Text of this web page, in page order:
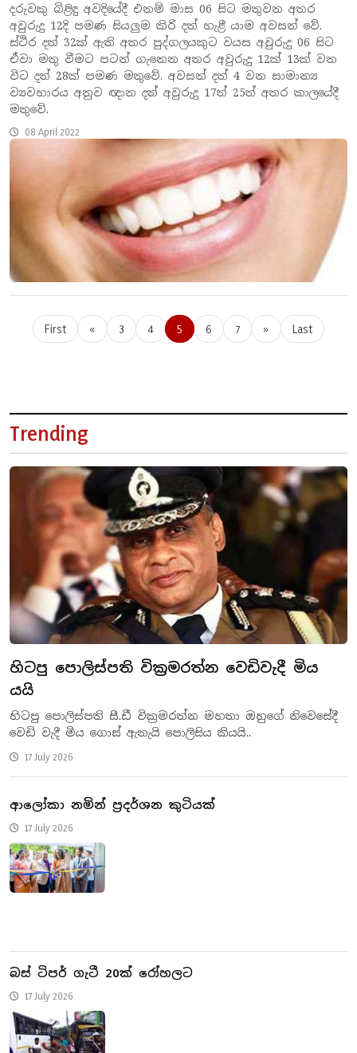
දරුවකු බිළිඳු අවදියේදී එනම් මාස 06 සිට මතුවන අතර
අවුරුදු 12දි පමණ සියලුම කිරි දත් හැළී යාම අවසන් වේ.
ස්ථිර දත් 32ක් ඇති අතර පුද්ගලයකුට වයස අවුරුදු 06 සිට
ඒවා මතු වීමට පටන් ගැනෙන අතර අවුරුදු 12ක් 13ක් වන
විට දත් 28ක් පමණ මතුවේ. අවසන් දත් 4 වන සාමාන්‍ය
ව්‍යවහාරය අනුව ඥාන දත් අවුරුදු 17ත් 25ත් අතර කාලයේදී
මතුවේ.
08 April 2022
First « 3 4 5 6 7 » Last
Trending
හිටපු පොලිස්පති වික්‍රමරත්න වෙඩිවැදී මිය
යයි
හිටපු පොලිස්පති සී.ඩී වික්‍රමරත්න මහතා ඔහුගේ නිවෙසේදී
වෙඩි වැදී මිය ගොස් ඇතැයි පොලිසිය කියයි..
17 July 2026
ආලෝකා නමින් ප්‍රදර්ශන කුටියක්
17 July 2026
බස් ටිපර් ගැටී 20ක් රෝහලට
17 July 2026